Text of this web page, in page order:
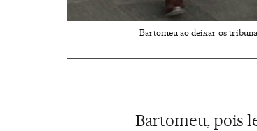
Bartomeu ao deixar os
Bartomeu, pois